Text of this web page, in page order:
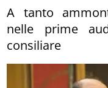
A tanto
nelle prime
consiliare